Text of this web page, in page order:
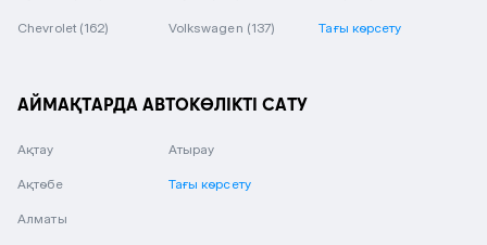
Chevrolet (162) Volkswagen (137) Тағы көрсету
АЙМАҚТАРДА АВТОКӨЛІКТІ САТУ
Ақтау
Ақтөбе
Алматы
Атырау
Тағы көрсету